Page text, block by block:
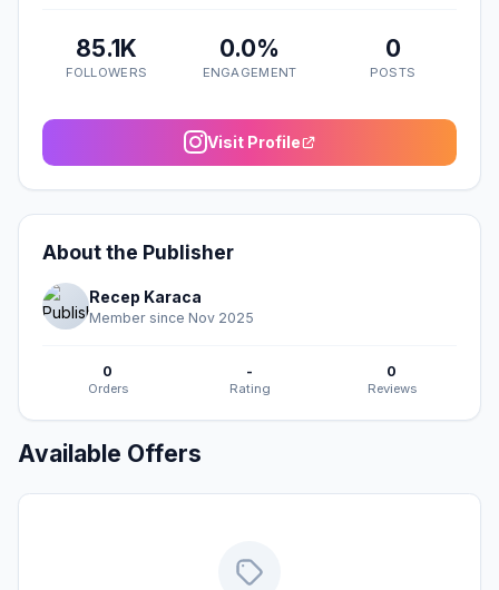
85.1K
FOLLOWERS
0.0%
ENGAGEMENT
0
POSTS
Visit Profile
About the Publisher
Recep Karaca
Member since Nov 2025
0
Orders
-
Rating
0
Reviews
Available Offers